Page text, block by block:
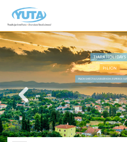
TIARA HOLIDAYS
PILION
PILION SMEŠTAJ SA BAZENOM, ESPEROS